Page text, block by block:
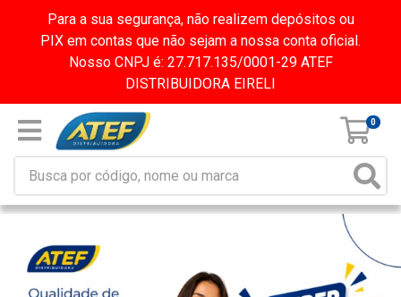
Para a sua segurança, não realizem depósitos ou
PIX em contas que não sejam a nossa conta oficial.
Nosso CNPJ é: 27.717.135/0001-29 ATEF
DISTRIBUIDORA EIRELI
0